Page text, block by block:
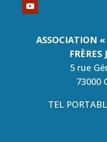
ASSOCIATION
FRÈRES
5 rue
73000
TEL